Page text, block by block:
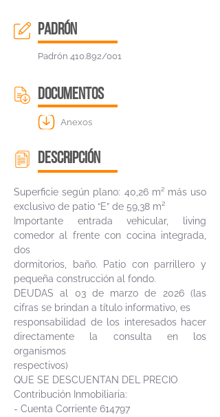
padrón
Padrón 410.892/001
DOCUMENTOS
Anexos
descripción
Superficie según plano: 40,26 m² más uso
exclusivo de patio “E” de 59,38 m²
Importante entrada vehicular, living
comedor al frente con cocina integrada,
dos
dormitorios, baño. Patio con parrillero y
pequeña construcción al fondo.
DEUDAS al 03 de marzo de 2026 (las
cifras se brindan a título informativo, es
responsabilidad de los interesados hacer
directamente la consulta en los
organismos
respectivos)
QUE SE DESCUENTAN DEL PRECIO
Contribución Inmobiliaria:
- Cuenta Corriente 614797